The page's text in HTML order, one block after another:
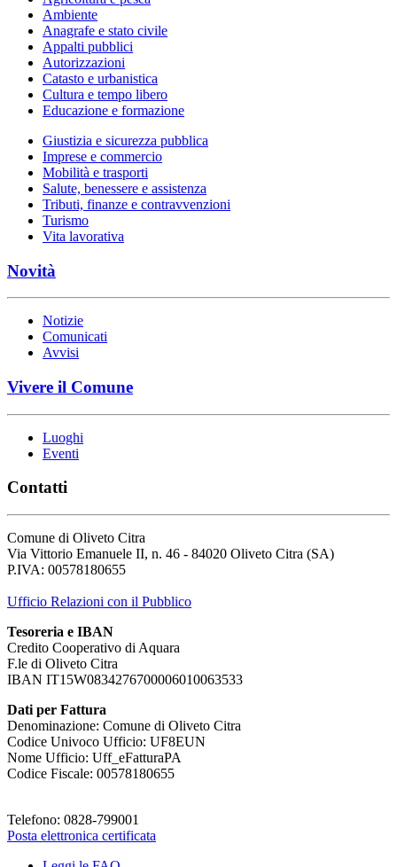
Ambiente
Anagrafe e stato civile
Appalti pubblici
Autorizzazioni
Catasto e urbanistica
Cultura e tempo libero
Educazione e formazione
Giustizia e sicurezza pubblica
Imprese e commercio
Mobilità e trasporti
Salute, benessere e assistenza
Tributi, finanze e contravvenzioni
Turismo
Vita lavorativa
Novità
Notizie
Comunicati
Avvisi
Vivere il Comune
Luoghi
Eventi
Contatti
Comune di Oliveto Citra
Via Vittorio Emanuele II, n. 46 - 84020 Oliveto Citra (SA)
P.IVA: 00578180655
Ufficio Relazioni con il Pubblico
Tesoreria e IBAN
Credito Cooperativo di Aquara
F.le di Oliveto Citra
IBAN IT15W0834276700006010063533
Dati per Fattura
Denominazione: Comune di Oliveto Citra
Codice Univoco Ufficio: UF8EUN
Nome Ufficio: Uff_eFatturaPA
Codice Fiscale: 00578180655
Telefono: 0828-799001
Posta elettronica certificata